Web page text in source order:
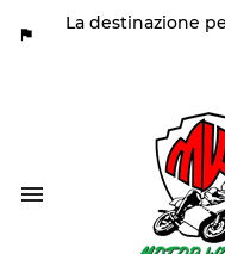
assistant_photo
La destinazione
